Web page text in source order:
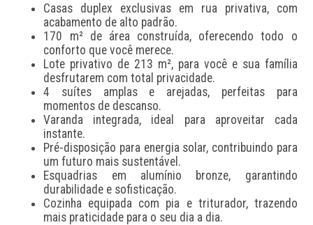
Casas duplex exclusivas em rua privativa, com
acabamento de alto padrão.
170 m² de área construída, oferecendo todo o
conforto que você merece.
Lote privativo de 213 m², para você e sua família
desfrutarem com total privacidade.
4 suítes amplas e arejadas, perfeitas para
momentos de descanso.
Varanda integrada, ideal para aproveitar cada
instante.
Pré-disposição para energia solar, contribuindo para
um futuro mais sustentável.
Esquadrias em alumínio bronze, garantindo
durabilidade e sofisticação.
Cozinha equipada com pia e triturador, trazendo
mais praticidade para o seu dia a dia.